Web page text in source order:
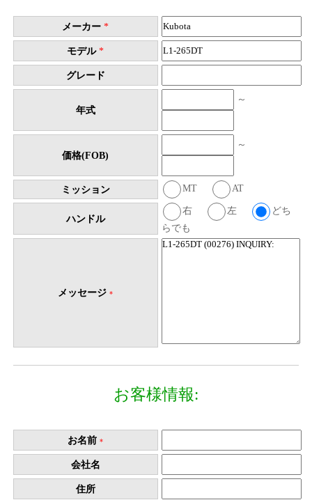
メーカー *
モデル *
グレード
年式
～
価格(FOB)
～
ミッション MT AT
ハンドル
右 左
どち
らでも
メッセージ *
お客様情報:
お名前 *
会社名
住所